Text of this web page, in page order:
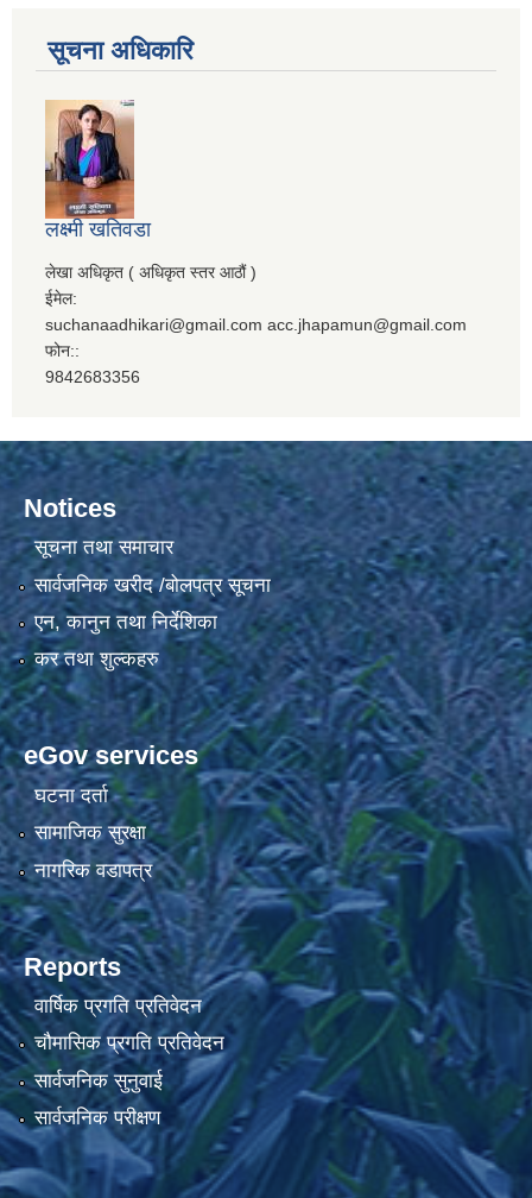
सूचना अधिकारि
लक्ष्मी खतिवडा
लेखा अधिकृत ( अधिकृत स्तर आठौं )
ईमेल:
suchanaadhikari@gmail.com acc.jhapamun@gmail.com
फोन::
9842683356
Notices
सूचना तथा समाचार
सार्वजनिक खरीद /बोलपत्र सूचना
एन, कानुन तथा निर्देशिका
कर तथा शुल्कहरु
eGov services
घटना दर्ता
सामाजिक सुरक्षा
नागरिक वडापत्र
Reports
वार्षिक प्रगति प्रतिवेदन
चौमासिक प्रगति प्रतिवेदन
सार्वजनिक सुनुवाई
सार्वजनिक परीक्षण